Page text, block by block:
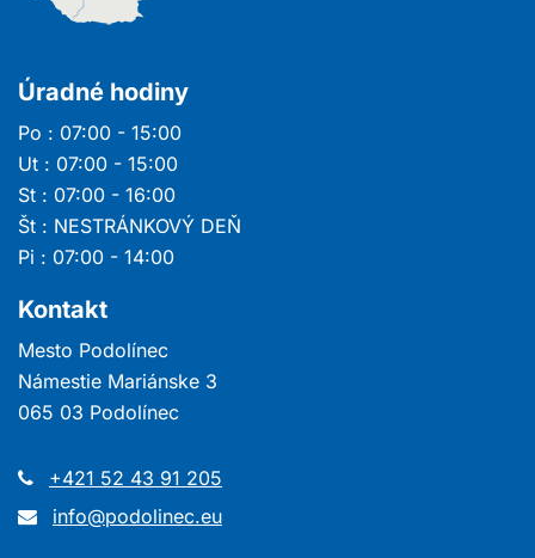
Úradné hodiny
Po : 07:00 - 15:00
Ut : 07:00 - 15:00
St : 07:00 - 16:00
Št : NESTRÁNKOVÝ DEŇ
Pi : 07:00 - 14:00
Kontakt
Mesto Podolínec
Námestie Mariánske 3
065 03 Podolínec
+421 52 43 91 205
info@podolinec.eu